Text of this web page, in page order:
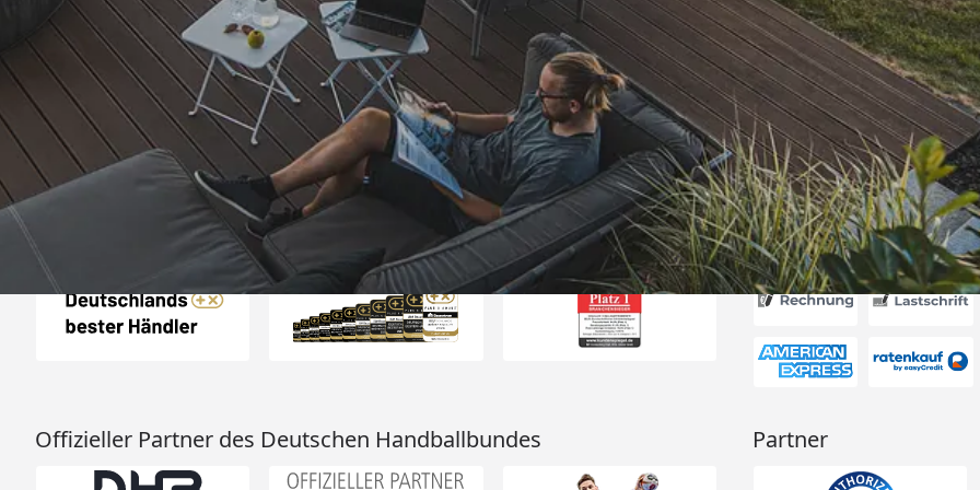
Trusted Shops
4,76/ 5
2.857 Bewertungen
„Qualitativ sehr gute Ware und ein
perfekter Bestell- und
Liefervorgang.“
30.07.2026
Versand
Auszeichnungen Akzeptierte
Offizieller Partner des Deutschen Handballbundes Partner